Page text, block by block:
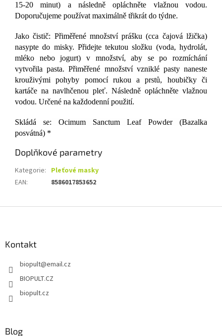
15-20 minut) a následně opláchněte vlažnou vodou.
Doporučujeme používat maximálně třikrát do týdne.
Jako čistič: Přiměřené množství prášku (cca čajová lžička)
nasypte do misky. Přidejte tekutou složku (voda, hydrolát,
mléko nebo jogurt) v množství, aby se po rozmíchání
vytvořila pasta. Přiměřené množství vzniklé pasty naneste
krouživými pohyby pomocí rukou a prstů, houbičky či
kartáče na navlhčenou pleť. Následně opláchněte vlažnou
vodou. Určené na každodenní použití.
Skládá se: Ocimum Sanctum Leaf Powder (Bazalka
posvátná) *
Doplňkové parametry
Kategorie: Pleťové masky
EAN: 8586017853652
Kontakt
biopult@email.cz
BIOPULT.CZ
biopult.cz
Blog